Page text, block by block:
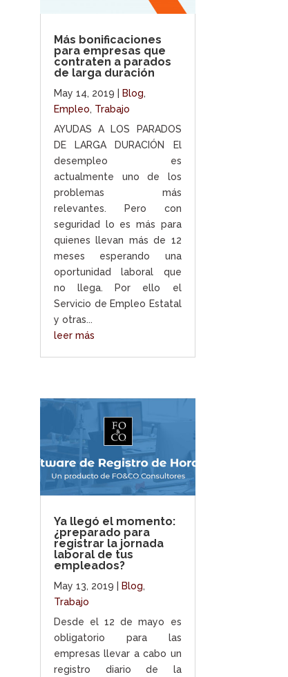
Más bonificaciones
para empresas que
contraten a parados
de larga duración
May 14, 2019 Blog,
Empleo, Trabajo
AYUDAS A LOS PARADOS
DE LARGA DURACIÓN El
desempleo es
actualmente uno de los
problemas más
relevantes. Pero con
seguridad lo es más para
quienes llevan más de 12
meses esperando una
oportunidad laboral que
no llega. Por ello el
Servicio de Empleo Estatal
y otras...
leer más
Ya llegó el momento:
¿preparado para
registrar la jornada
laboral de tus
empleados?
May 13, 2019 Blog,
Trabajo
Desde el 12 de mayo es
obligatorio para las
empresas llevar a cabo un
registro diario de la